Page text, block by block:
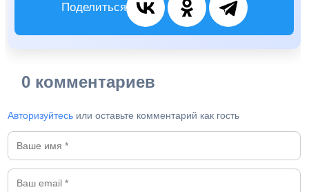
Поделиться
0 комментариев
Авторизуйтесь или оставьте комментарий как гость